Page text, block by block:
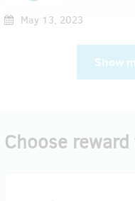
May 13, 2023
Show
Choose